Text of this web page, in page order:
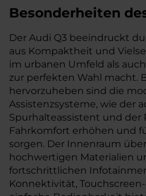
Besonderheiten
Der Audi Q3 beeindruckt
aus Kompaktheit und
im urbanen Umfeld als
zur perfekten Wahl macht.
hervorzuheben sind die
Assistenzsysteme, wie der
Spurhalteassistent und der
Fahrkomfort erhöhen und
sorgen. Der Innenraum
hochwertigen Materialien
fortschrittlichen
Konnektivität,